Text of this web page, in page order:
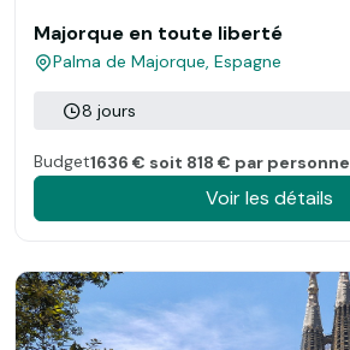
Majorque en toute liberté
Palma de Majorque, Espagne
8 jours
Budget1636 € soit 818 € par personne
Voir les détails